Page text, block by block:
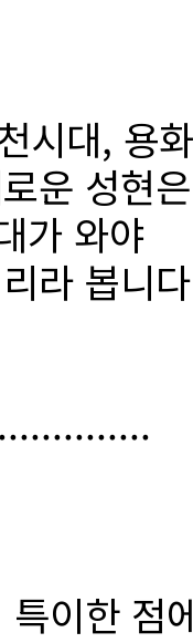
시대, 용
운 성현
가 와야
라 봅니
이한 점